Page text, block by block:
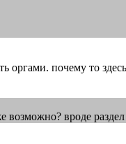
почему то
вроде